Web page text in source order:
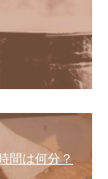
間は何分？